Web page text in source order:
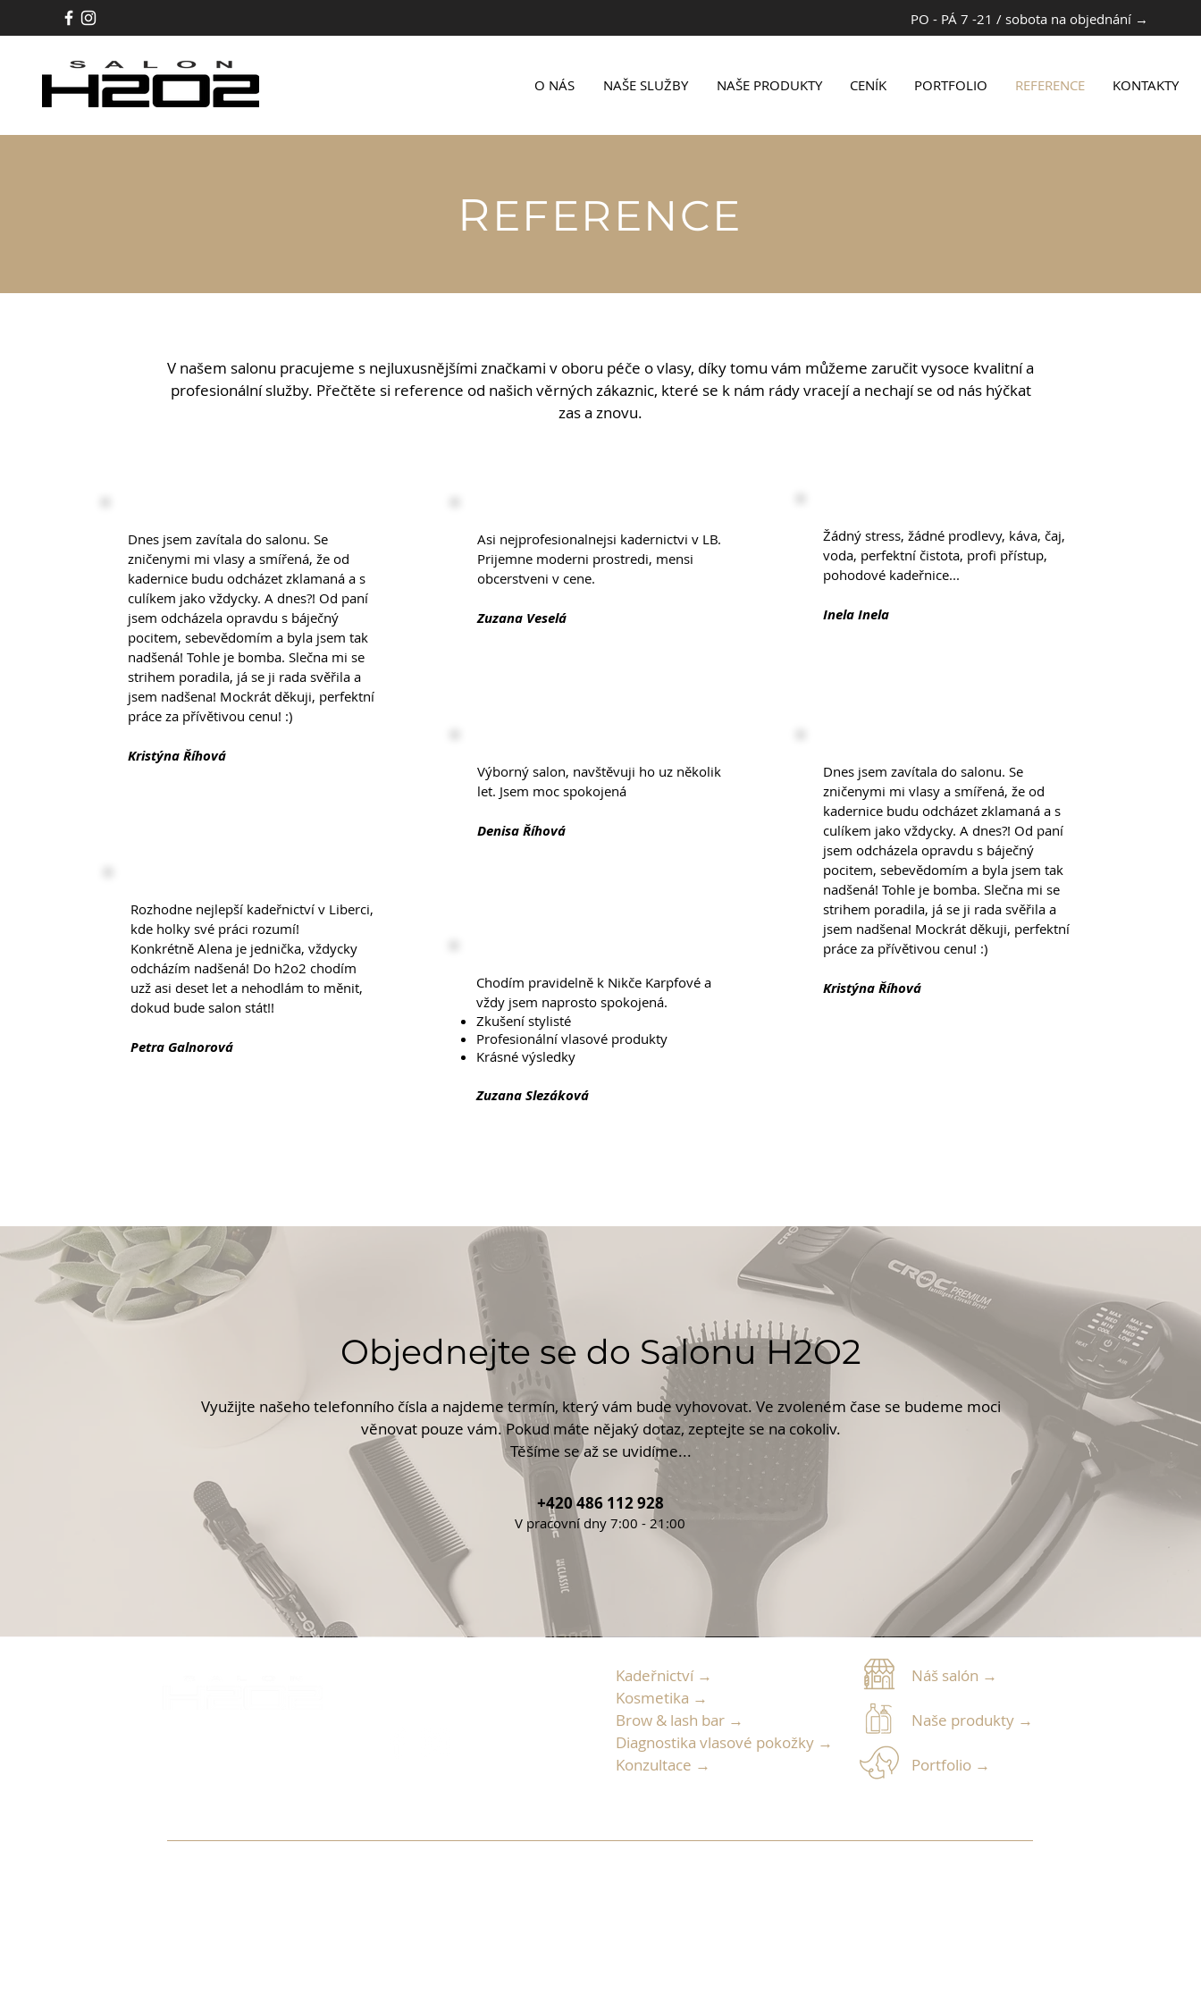
O NÁS NAŠE SLUŽBY NAŠE PRODUKTY CENÍK PORTFOLIO REFERENCE KONTAKTY
PO - PÁ 7 -21 / sobota na objednání →
REFERENCE
V našem salonu pracujeme s nejluxusnějšími značkami v oboru péče o vlasy, díky tomu vám můžeme zaručit vysoce kvalitní a
profesionální služby. Přečtěte si reference od našich věrných zákaznic, které se k nám rády vracejí a nechají se od nás hýčkat
zas a znovu.
Dnes jsem zavítala do salonu. Se
zničenymi mi vlasy a smířená, že od
kadernice budu odcházet zklamaná a s
culíkem jako vždycky. A dnes?! Od paní
jsem odcházela opravdu s báječný
pocitem, sebevědomím a byla jsem tak
nadšená! Tohle je bomba. Slečna mi se
strihem poradila, já se ji rada svěřila a
jsem nadšena! Mockrát děkuji, perfektní
práce za přívětivou cenu! :)
Kristýna Říhová
Rozhodne nejlepší kadeřnictví v Liberci,
kde holky své práci rozumí!
Konkrétně Alena je jednička, vždycky
odcházím nadšená! Do h2o2 chodím
uzž asi deset let a nehodlám to měnit,
dokud bude salon stát!!
Petra Galnorová
Asi nejprofesionalnejsi kadernictvi v LB.
Prijemne moderni prostredi, mensi
obcerstveni v cene.
Zuzana Veselá
Výborný salon, navštěvuji ho uz několik
let. Jsem moc spokojená
Denisa Říhová
Chodím pravidelně k Nikče Karpfové a
vždy jsem naprosto spokojená.
Zkušení stylisté
Profesionální vlasové produkty
Krásné výsledky
Zuzana Slezáková
Žádný stress, žádné prodlevy, káva, čaj,
voda, perfektní čistota, profi přístup,
pohodové kadeřnice...
Inela Inela
Dnes jsem zavítala do salonu. Se
zničenymi mi vlasy a smířená, že od
kadernice budu odcházet zklamaná a s
culíkem jako vždycky. A dnes?! Od paní
jsem odcházela opravdu s báječný
pocitem, sebevědomím a byla jsem tak
nadšená! Tohle je bomba. Slečna mi se
strihem poradila, já se ji rada svěřila a
jsem nadšena! Mockrát děkuji, perfektní
práce za přívětivou cenu! :)
Kristýna Říhová
Objednejte se do Salonu H2O2
Využijte našeho telefonního čísla a najdeme termín, který vám bude vyhovovat. Ve zvoleném čase se budeme moci
věnovat pouze vám. Pokud máte nějaký dotaz, zeptejte se na cokoliv.
Těšíme se až se uvidíme...
+420 486 112 928
V pracovní dny 7:00 - 21:00
Kadeřnictví →
Kosmetika →
Brow & lash bar →
Diagnostika vlasové pokožky →
Konzultace →
Náš salón →
Naše produkty →
Portfolio →